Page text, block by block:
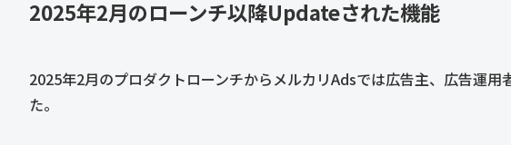
2025年2月のローンチ以降Updateされた機能
2025年2月のプロダクトローンチからメルカリAdsでは広告主、広告運
た。